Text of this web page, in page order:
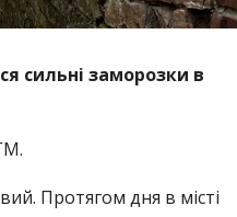
сильні заморозки в
Протягом дня в місті